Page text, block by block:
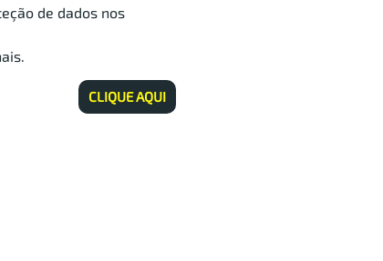
de dados nos
CLIQUE AQUI